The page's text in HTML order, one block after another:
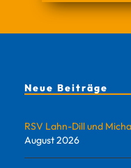
Neue Beiträge
RSV Lahn-Dill und
August 2026